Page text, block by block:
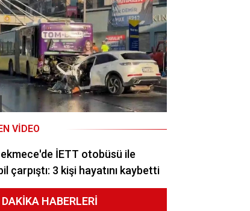
VIDEO
İETT otobüsü ile
çarpıştı: 3 kişi hayatını kaybetti
HABERLERI